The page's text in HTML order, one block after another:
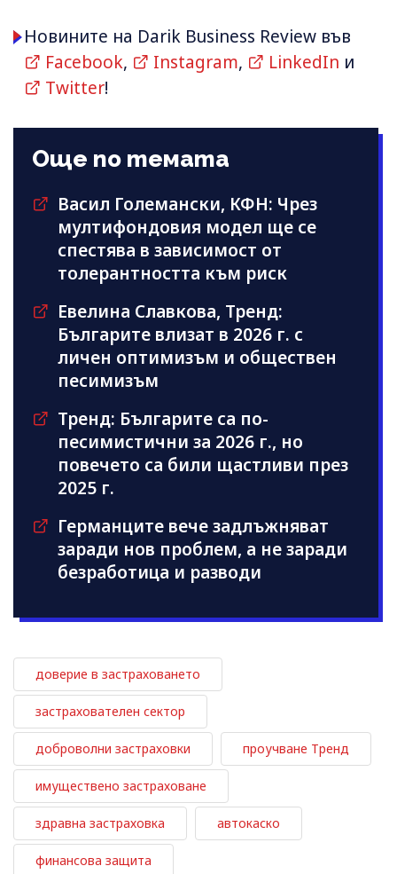
Новините на Darik Business Review във
Facebook, Instagram, LinkedIn и
Twitter!
Още по темата
Васил Големански, КФН: Чрез
мултифондовия модел ще се
спестява в зависимост от
толерантността към риск
Евелина Славкова, Тренд:
Българите влизат в 2026 г. с
личен оптимизъм и обществен
песимизъм
Тренд: Българите са по-
песимистични за 2026 г., но
повечето са били щастливи през
2025 г.
Германците вече задлъжняват
заради нов проблем, а не заради
безработица и разводи
доверие в застраховането
застрахователен сектор
доброволни застраховки проучване Тренд
имуществено застраховане
здравна застраховка автокаско
финансова защита